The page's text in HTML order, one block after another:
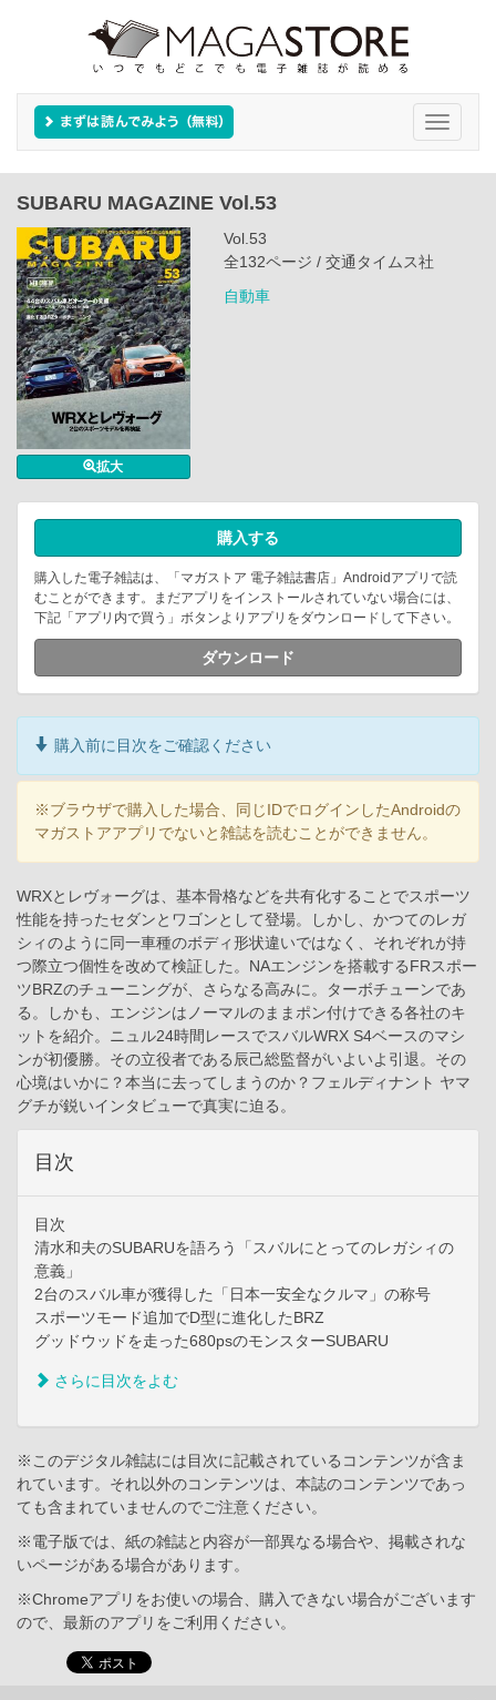
Toggle
SUBARU MAGAZINE Vol.53
拡大
Vol.53
全132ページ / 交通タイムス社
自動車
購入する
購入した電子雑誌は、「マガストア 電子雑誌書店」Androidアプリで読
むことができます。まだアプリをインストールされていない場合には、
下記「アプリ内で買う」ボタンよりアプリをダウンロードして下さい。
ダウンロード
購入前に目次をご確認ください
※ブラウザで購入した場合、同じIDでログインしたAndroidの
マガストアアプリでないと雑誌を読むことができません。
WRXとレヴォーグは、基本骨格などを共有化することでスポーツ
性能を持ったセダンとワゴンとして登場。しかし、かつてのレガ
シィのように同一車種のボディ形状違いではなく、それぞれが持
つ際立つ個性を改めて検証した。NAエンジンを搭載するFRスポー
ツBRZのチューニングが、さらなる高みに。ターボチューンであ
る。しかも、エンジンはノーマルのままポン付けできる各社のキ
ットを紹介。ニュル24時間レースでスバルWRX S4ベースのマシ
ンが初優勝。その立役者である辰己総監督がいよいよ引退。その
心境はいかに？本当に去ってしまうのか？フェルディナント ヤマ
グチが鋭いインタビューで真実に迫る。
目次
目次
清水和夫のSUBARUを語ろう「スバルにとってのレガシィの
意義」
2台のスバル車が獲得した「日本一安全なクルマ」の称号
スポーツモード追加でD型に進化したBRZ
グッドウッドを走った680psのモンスターSUBARU
さらに目次をよむ
※このデジタル雑誌には目次に記載されているコンテンツが含ま
れています。それ以外のコンテンツは、本誌のコンテンツであっ
ても含まれていませんのでご注意ください。
※電子版では、紙の雑誌と内容が一部異なる場合や、掲載されな
いページがある場合があります。
※Chromeアプリをお使いの場合、購入できない場合がございます
ので、最新のアプリをご利用ください。